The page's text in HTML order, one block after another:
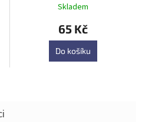
Skladem
65 Kč
Do košíku